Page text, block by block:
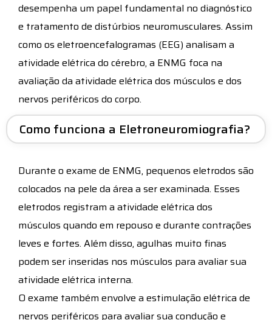
desempenha um papel fundamental no diagnóstico
e tratamento de distúrbios neuromusculares. Assim
como os eletroencefalogramas (EEG) analisam a
atividade elétrica do cérebro, a ENMG foca na
avaliação da atividade elétrica dos músculos e dos
nervos periféricos do corpo.
Como funciona a Eletroneuromiografia?
Durante o exame de ENMG, pequenos eletrodos são
colocados na pele da área a ser examinada. Esses
eletrodos registram a atividade elétrica dos
músculos quando em repouso e durante contrações
leves e fortes. Além disso, agulhas muito finas
podem ser inseridas nos músculos para avaliar sua
atividade elétrica interna.
O exame também envolve a estimulação elétrica de
nervos periféricos para avaliar sua condução e